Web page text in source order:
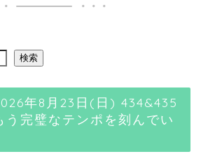
検索
年8月23日(日) 434&435
う完璧なテンポを刻んでい